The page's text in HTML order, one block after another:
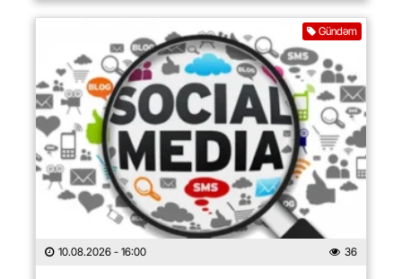
Gündəm
10.08.2026 - 16:00 36